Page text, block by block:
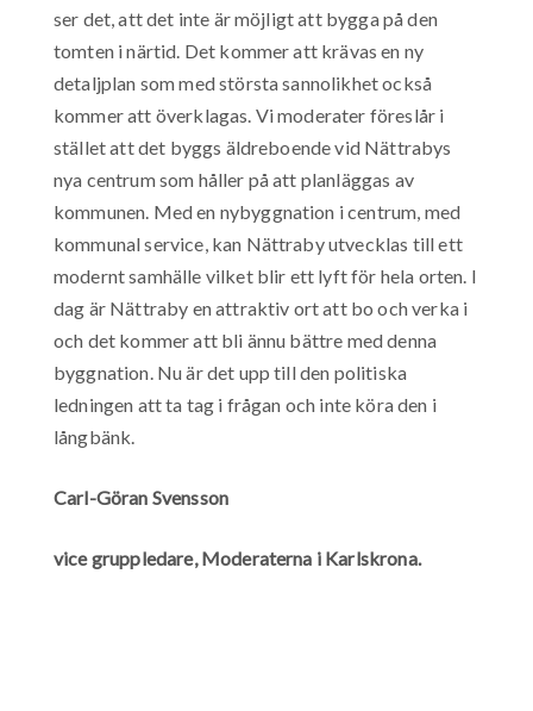
ser det, att det inte är möjligt att bygga på den
tomten i närtid. Det kommer att krävas en ny
detaljplan som med största sannolikhet också
kommer att överklagas. Vi moderater föreslår i
stället att det byggs äldreboende vid Nättrabys
nya centrum som håller på att planläggas av
kommunen. Med en nybyggnation i centrum, med
kommunal service, kan Nättraby utvecklas till ett
modernt samhälle vilket blir ett lyft för hela orten. I
dag är Nättraby en attraktiv ort att bo och verka i
och det kommer att bli ännu bättre med denna
byggnation. Nu är det upp till den politiska
ledningen att ta tag i frågan och inte köra den i
långbänk.
Carl-Göran Svensson
vice gruppledare, Moderaterna i Karlskrona.